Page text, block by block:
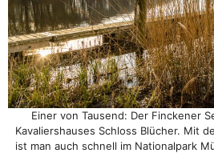
Einer von Tausend: Der Finckener
Kavaliershauses Schloss Blücher. Mit
ist man auch schnell im Nationalpark